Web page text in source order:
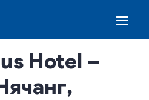
Hotel –